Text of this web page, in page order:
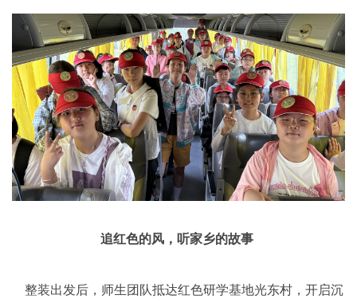
追红色的风，听家乡的故事
整装出发后，师生团队抵达红色研学基地光东村，开启沉